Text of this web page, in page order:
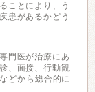
ことにより、う
患があるかどう
門医が治療にあ
、面接、行動観
どから総合的に